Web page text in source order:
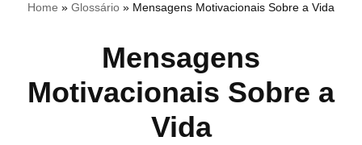
Home » Glossário » Mensagens Motivacionais Sobre a Vida
Mensagens
Motivacionais Sobre a
Vida